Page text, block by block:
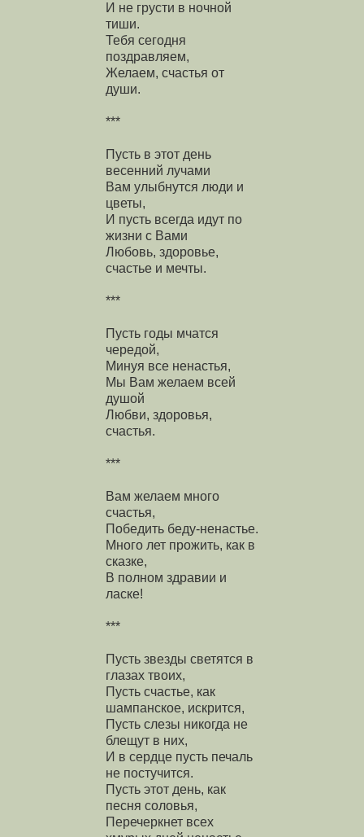
И не грусти в ночной
тиши.
Тебя сегодня
поздравляем,
Желаем, счастья от
души.
***
Пусть в этот день
весенний лучами
Вам улыбнутся люди и
цветы,
И пусть всегда идут по
жизни с Вами
Любовь, здоровье,
счастье и мечты.
***
Пусть годы мчатся
чередой,
Минуя все ненастья,
Мы Вам желаем всей
душой
Любви, здоровья,
счастья.
***
Вам желаем много
счастья,
Победить беду-ненастье.
Много лет прожить, как в
сказке,
В полном здравии и
ласке!
***
Пусть звезды светятся в
глазах твоих,
Пусть счастье, как
шампанское, искрится,
Пусть слезы никогда не
блещут в них,
И в сердце пусть печаль
не постучится.
Пусть этот день, как
песня соловья,
Перечеркнет всех